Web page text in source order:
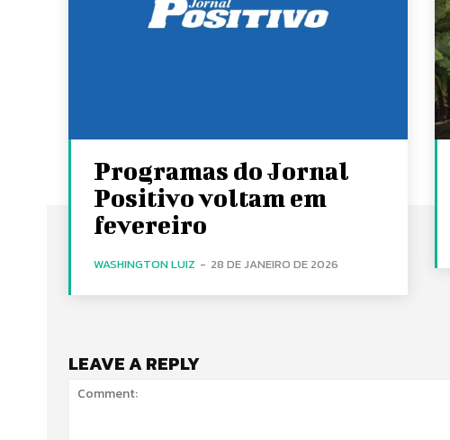
Programas do Jornal
Positivo voltam em
fevereiro
WASHINGTON LUIZ - 28 DE JANEIRO DE 2026
LEAVE A REPLY